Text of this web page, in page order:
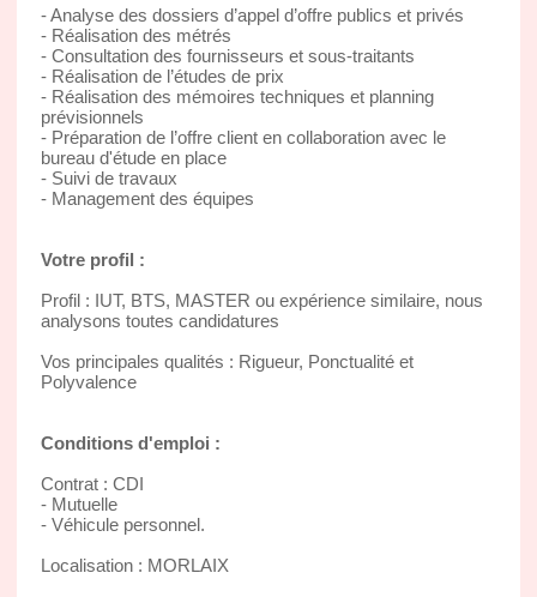
- Analyse des dossiers d’appel d’offre publics et privés
- Réalisation des métrés
- Consultation des fournisseurs et sous-traitants
- Réalisation de l’études de prix
- Réalisation des mémoires techniques et planning
prévisionnels
- Préparation de l’offre client en collaboration avec le
bureau d'étude en place
- Suivi de travaux
- Management des équipes
Votre profil :
Profil : IUT, BTS, MASTER ou expérience similaire, nous
analysons toutes candidatures
Vos principales qualités : Rigueur, Ponctualité et
Polyvalence
Conditions d'emploi :
Contrat : CDI
- Mutuelle
- Véhicule personnel.
Localisation : MORLAIX